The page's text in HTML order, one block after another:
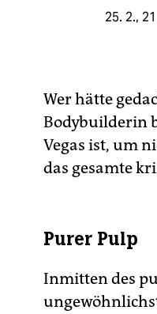
25. 2.,
Wer hätte
Bodybuilderin
Vegas ist, um
das gesamte
Purer Pulp
Inmitten des